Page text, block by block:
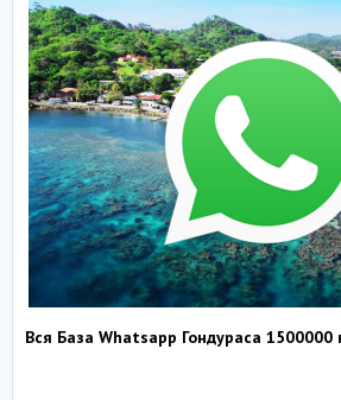
Вся База Whatsapp Гондураса 1500000